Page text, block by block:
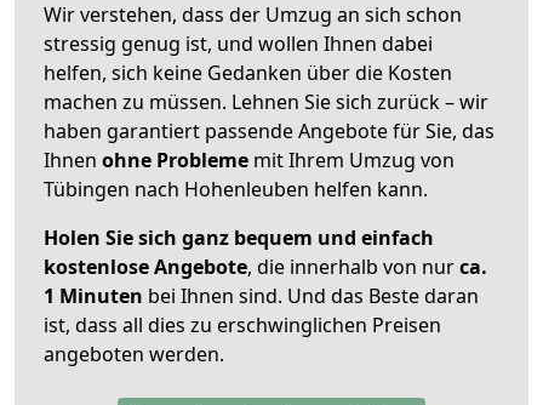
Wir verstehen, dass der Umzug an sich schon
stressig genug ist, und wollen Ihnen dabei
helfen, sich keine Gedanken über die Kosten
machen zu müssen. Lehnen Sie sich zurück – wir
haben garantiert passende Angebote für Sie, das
Ihnen ohne Probleme mit Ihrem Umzug von
Tübingen nach Hohenleuben helfen kann.
Holen Sie sich ganz bequem und einfach
kostenlose Angebote, die innerhalb von nurca.
1 Minuten bei Ihnen sind. Und das Beste daran
ist, dass all dies zu erschwinglichen Preisen
angeboten werden.